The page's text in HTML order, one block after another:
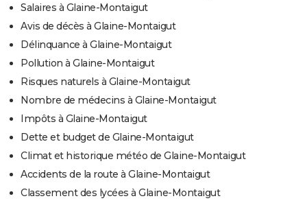
Salaires à Glaine-Montaigut
Avis de décès à Glaine-Montaigut
Délinquance à Glaine-Montaigut
Pollution à Glaine-Montaigut
Risques naturels à Glaine-Montaigut
Nombre de médecins à Glaine-Montaigut
Impôts à Glaine-Montaigut
Dette et budget de Glaine-Montaigut
Climat et historique météo de Glaine-Montaigut
Accidents de la route à Glaine-Montaigut
Classement des lycées à Glaine-Montaigut